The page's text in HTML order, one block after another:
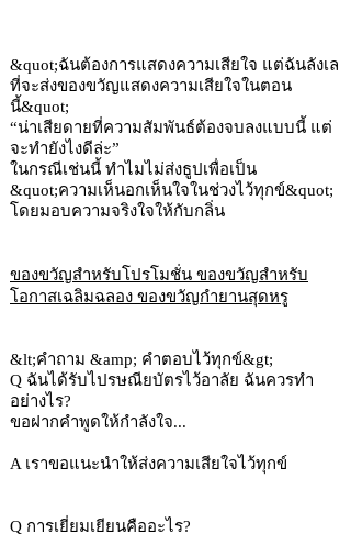
&quot;ฉันต้องการแสดงความเสียใจ แต่ฉันลังเล
ที่จะส่งของขวัญแสดงความเสียใจในตอน
นี้&quot;
“น่าเสียดายที่ความสัมพันธ์ต้องจบลงแบบนี้ แต่
จะทำยังไงดีล่ะ”
ในกรณีเช่นนี้ ทำไมไม่ส่งธูปเพื่อเป็น
&quot;ความเห็นอกเห็นใจในช่วงไว้ทุกข์&quot;
โดยมอบความจริงใจให้กับกลิ่น
ของขวัญสำหรับโปรโมชั่น ของขวัญสำหรับ
โอกาสเฉลิมฉลอง ของขวัญกำยานสุดหรู
&lt;คำถาม &amp; คำตอบไว้ทุกข์&gt;
Q ฉันได้รับไปรษณียบัตรไว้อาลัย ฉันควรทำ
อย่างไร?
ขอฝากคำพูดให้กำลังใจ...
A เราขอแนะนำให้ส่งความเสียใจไว้ทุกข์
Q การเยี่ยมเยียนคืออะไร?